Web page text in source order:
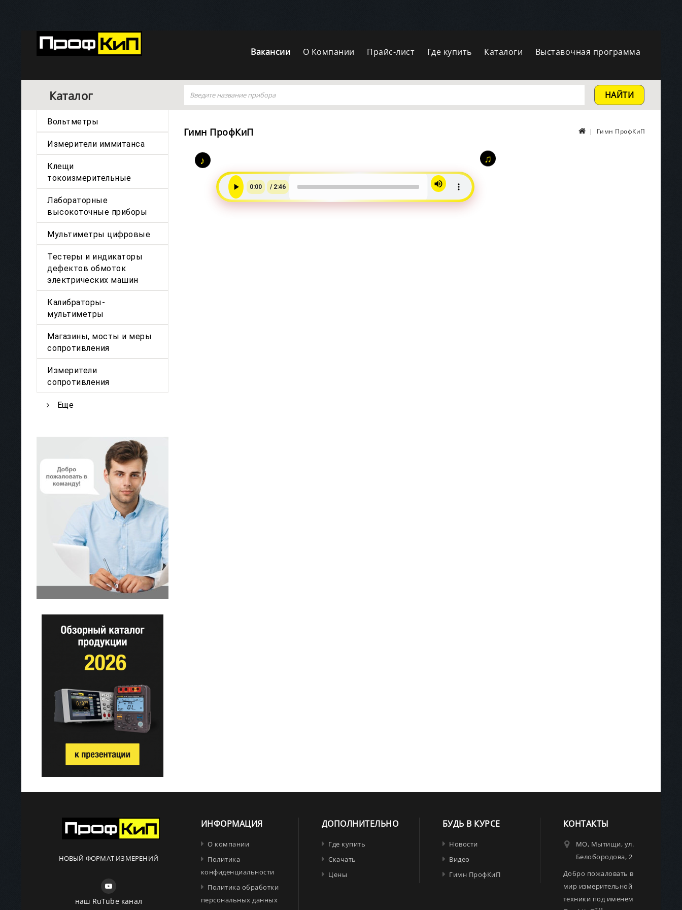
Вакансии О Компании Прайс-лист Где купить Каталоги Выставочная программа
НАЙТИ
Каталог
Вольтметры
Измерители иммитанса
Клещи
токоизмерительные
Лабораторные
высокоточные приборы
Мультиметры цифровые
Тестеры и индикаторы
дефектов обмоток
электрических машин
Калибраторы-
мультиметры
Магазины, мосты и меры
сопротивления
Измерители
сопротивления
Еще
Гимн ПрофКиП
Гимн ПрофКиП
НОВЫЙ ФОРМАТ ИЗМЕРЕНИЙ
наш RuTube канал
ИНФОРМАЦИЯ
О компании
Политика
конфиденциальности
Политика обработки
персональных данных
ДОПОЛНИТЕЛЬНО
Где купить
Скачать
Цены
БУДЬ В КУРСЕ
Новости
Видео
Гимн ПрофКиП
КОНТАКТЫ
МО, Мытищи, ул.
Белобородова, 2
Добро пожаловать в
мир измерительной
техники под именем